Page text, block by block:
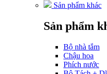
Sản phẩm khác
Sản phẩm
Bộ nhà tắm
Chậu hoa
Phích nước